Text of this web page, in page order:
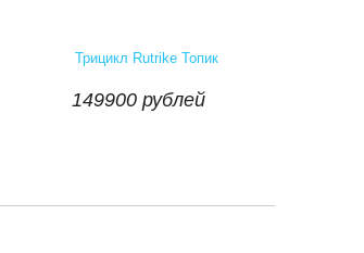
Трицикл Rutrike Топик
149900 рублей
149900 рублей
шт  Купить